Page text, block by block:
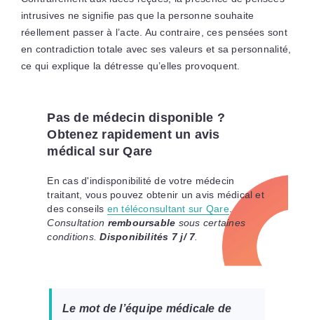
intrusives ne signifie pas que la personne souhaite
réellement passer à l’acte. Au contraire, ces pensées sont
en contradiction totale avec ses valeurs et sa personnalité,
ce qui explique la détresse qu’elles provoquent.
Pas de médecin disponible ?
Obtenez rapidement un avis
médical sur Qare
En cas d'indisponibilité de votre médecin
traitant, vous pouvez obtenir un avis médical et
des conseils en téléconsultant sur Qare.
Consultation remboursable sous certaines
conditions.Disponibilités 7 j/ 7.
Le mot de l’équipe médicale de